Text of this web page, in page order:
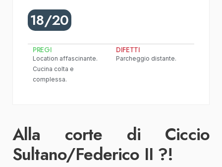
18/20
PREGI
Location affascinante.
Cucina colta e
complessa.
DIFETTI
Parcheggio distante.
Alla corte di Ciccio
Sultano/Federico II ?!